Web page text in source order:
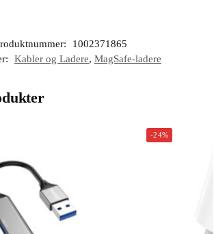
1002371865
Kabler og Ladere, MagSafe-ladere
-24%